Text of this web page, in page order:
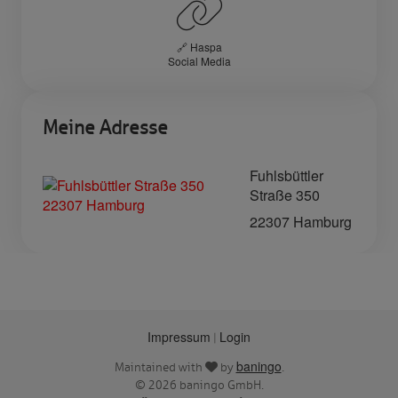
🔗 Haspa
Social Media
Meine Adresse
Fuhlsbüttler
Straße 350
22307 Hamburg
Impressum | Login
Maintained with by baningo
© 2026 baningo GmbH.